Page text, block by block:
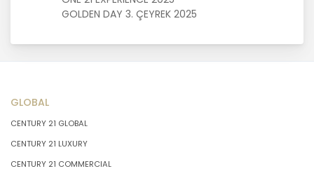
için gerekli sistemleri kurmakla
yükümlüdür.
3. Belirli, Açık ve Meşru Amaçlarla
MASTERTURK FRANCHİSİNG
A.Ş. kişisel verilerin hangi amaçla
işleneceğini belirlemekle ve bu
GOLDEN DAY 3. ÇEYREK 2025
GLOBAL
CENTURY 21 GLOBAL
CENTURY 21 LUXURY
CENTURY 21 COMMERCIAL